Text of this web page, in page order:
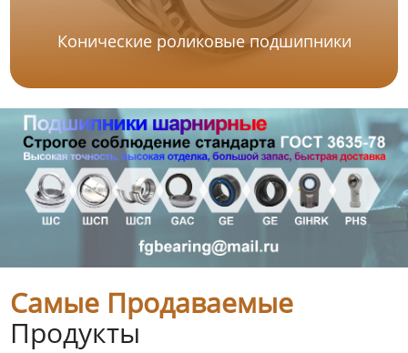
Конические роликовые подшипники
Самые Продаваемые
Продукты